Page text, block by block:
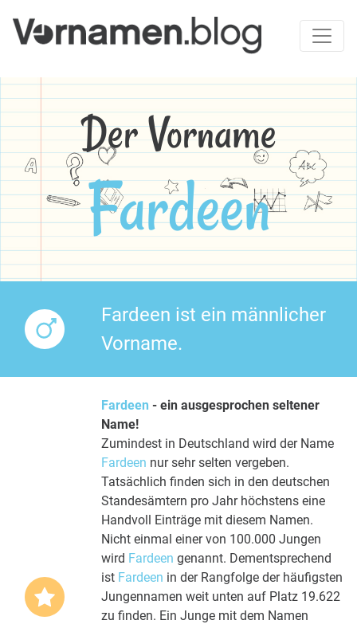
Der Vorname
Fardeen
Fardeen ist ein männlicher
Vorname.
Fardeen - ein ausgesprochen seltener
Name!
Zumindest in Deutschland wird der Name
Fardeen nur sehr selten vergeben.
Tatsächlich finden sich in den deutschen
Standesämtern pro Jahr höchstens eine
Handvoll Einträge mit diesem Namen.
Nicht einmal einer von 100.000 Jungen
wird Fardeen genannt. Dementsprechend
ist Fardeen in der Rangfolge der häufigsten
Jungennamen weit unten auf Platz 19.622
zu finden. Ein Junge mit dem Namen